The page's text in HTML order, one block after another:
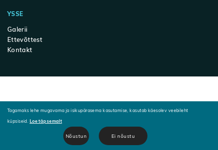
YSSE
Galerii
Ettevõttest
Kontakt
Tagamaks lehe mugavama ja isikupärasema kasutamise, kasutab käesolev veebileht
küpsiseid. Loe täpsemalt
Nõustun Ei nõustu